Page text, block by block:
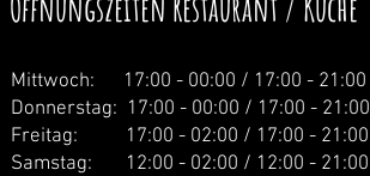
Mittwoch: 1 7:00 - 00:00 / 17:00 - 21:00
Donnerstag: 17:00 - 00:00 / 17:00 - 21:00
Freitag: 17:00 - 02:00 / 17:00 - 21:00
Samstag: 12:00 - 02:00 / 12:00 - 21:00